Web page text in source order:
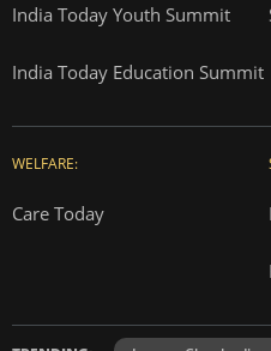
India Today Youth Summit
India Today Education Summit
WELFARE:
Care Today